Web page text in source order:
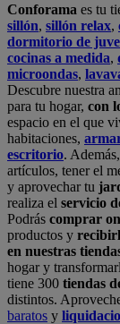
Conforama es tu
sillón, sillón relax,
dormitorio de
cocinas a medida,
microondas,
Descubre nuestra
para tu hogar, con
espacio en el que
habitaciones,
escritorio.
artículos, tener el
y aprovechar tu
realiza el servicio
Podrás comprar
productos y
en nuestras
hogar y
tiene 300 tiendas
distintos.
baratos y